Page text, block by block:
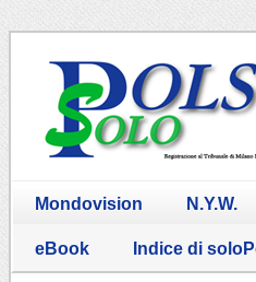
Mondovision N.Y.W.
eBook Indice di